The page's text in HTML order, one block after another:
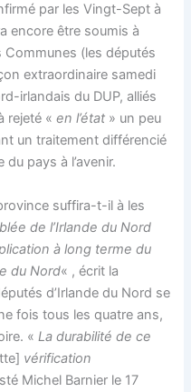
par les Vingt-Sept à
encore être soumis à
Communes (les députés
extraordinaire samedi
irlandais du DUP, alliés
rejeté «en l’état » un peu
un traitement différencié
pays à l’avenir.
suffira-t-il à les
de l’Irlande du Nord
à long terme du
du Nord« , écrit la
d’Irlande du Nord se
fois tous les quatre ans,
«La durabilité de ce
vérification
Michel Barnier le 17